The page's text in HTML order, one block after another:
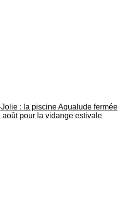
: la piscine Aqualude fermée
août pour la vidange estivale